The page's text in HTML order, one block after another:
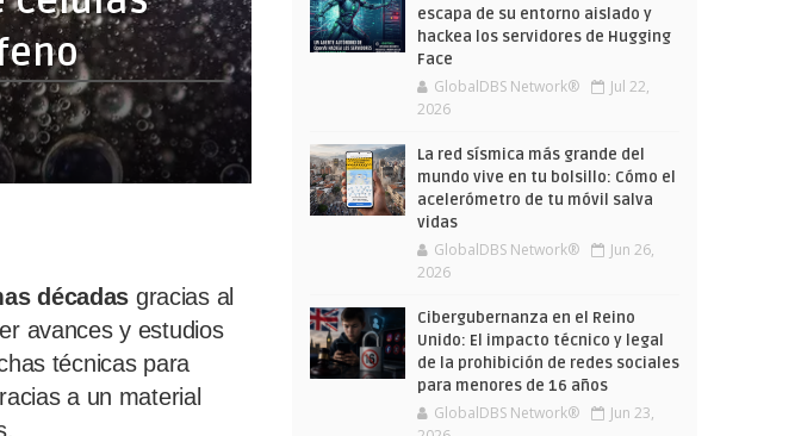
décadas gracias al
avances y estudios
técnicas para
a un material
escapa de su entorno aislado y
hackea los servidores de Hugging
Face
GlobalDBS Network®
Jul 22,
2026
La red sísmica más grande del
mundo vive en tu bolsillo: Cómo el
acelerómetro de tu móvil salva
vidas
GlobalDBS Network®
Jun 26,
2026
Cibergubernanza en el Reino
Unido: El impacto técnico y legal
de la prohibición de redes sociales
para menores de 16 años
GlobalDBS Network®
Jun 23,